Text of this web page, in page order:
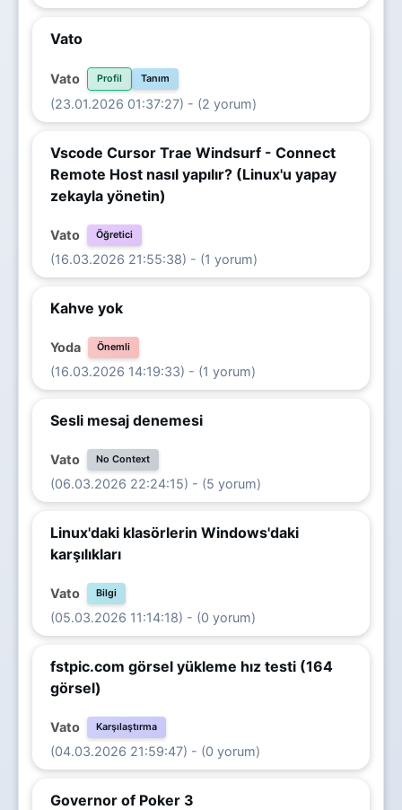
Vato
Vato Profil Tanım
(23.01.2026 01:37:27) - (2 yorum)
Vscode Cursor Trae Windsurf - Connect
Remote Host nasıl yapılır? (Linux'u yapay
zekayla yönetin)
Vato Öğretici
(16.03.2026 21:55:38) - (1 yorum)
Kahve yok
Yoda Önemli
(16.03.2026 14:19:33) - (1 yorum)
Sesli mesaj denemesi
Vato No Context
(06.03.2026 22:24:15) - (5 yorum)
Linux'daki klasörlerin Windows'daki
karşılıkları
Vato Bilgi
(05.03.2026 11:14:18) - (0 yorum)
fstpic.com görsel yükleme hız testi (164
görsel)
Vato Karşılaştırma
(04.03.2026 21:59:47) - (0 yorum)
Governor of Poker 3